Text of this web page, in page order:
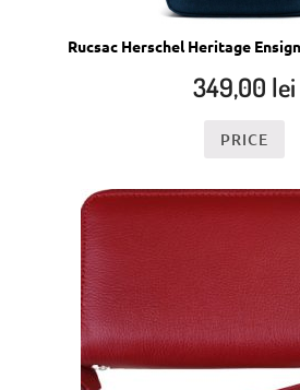
Rucsac Herschel Heritage
349,00 lei
PRICE